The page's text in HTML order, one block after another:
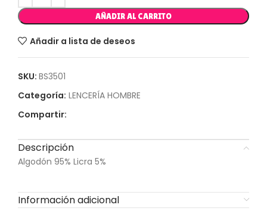
AÑADIR AL CARRITO
Añadir a lista de deseos
SKU: BS3501
Categoría: LENCERÍA HOMBRE
Compartir:
Descripción
Algodón 95% Licra 5%
Información adicional